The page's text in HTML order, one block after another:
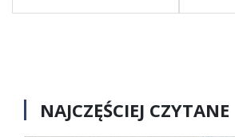
NAJCZĘŚCIEJ CZYTANE